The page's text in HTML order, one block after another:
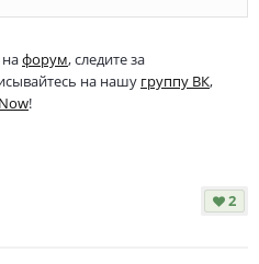
форум, следите за
на нашу группу ВК,
!
2